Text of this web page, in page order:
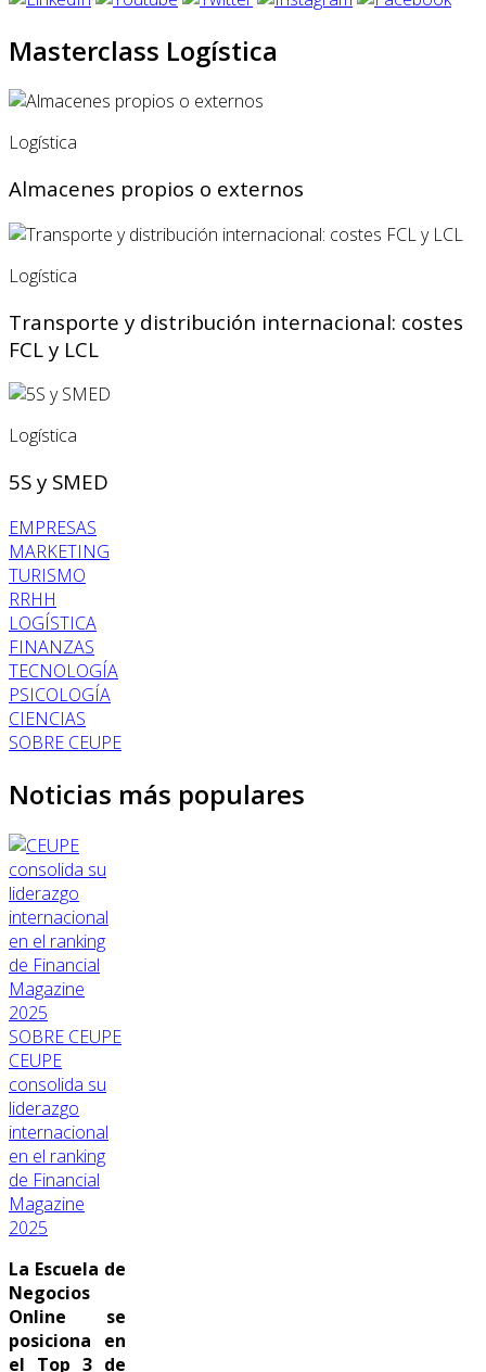
Masterclass Logística
Logística
Almacenes propios o externos
Logística
Transporte y distribución internacional: costes
FCL y LCL
Logística
5S y SMED
EMPRESAS
MARKETING
TURISMO
RRHH
LOGÍSTICA
FINANZAS
TECNOLOGÍA
PSICOLOGÍA
CIENCIAS
SOBRE CEUPE
Noticias más populares
SOBRE CEUPE
CEUPE
consolida su
liderazgo
internacional
en el ranking
de Financial
Magazine
2025
La Escuela de
Negocios
Online se
posiciona en
el Top 3 de